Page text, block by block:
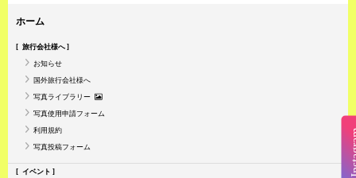
ホーム
旅行会社様へ
お知らせ
国外旅行会社様へ
写真ライブラリー
写真使用申請フォーム
利用規約
写真投稿フォーム
イベント